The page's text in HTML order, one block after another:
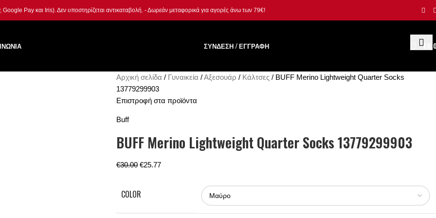
Pay και Iris). Δεν υποστηρίζεται αντικαταβολή. - Δωρεάν μεταφορικά για αγορές άνω των 79€!
ΣΎΝΔΕΣΗ / ΕΓΓΡΑΦΉ €
Αρχική σελίδα Γυναικεία Αξεσουάρ Κάλτσες
BUFF Merino Lightweight Quarter Socks
13779299903
Επιστροφή στα προϊόντα
Buff
BUFF Merino Lightweight Quarter Socks 13779299903
€30.00 €25.77
COLOR